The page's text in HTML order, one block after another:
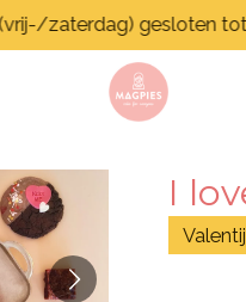
zaterdag) gesloten
I